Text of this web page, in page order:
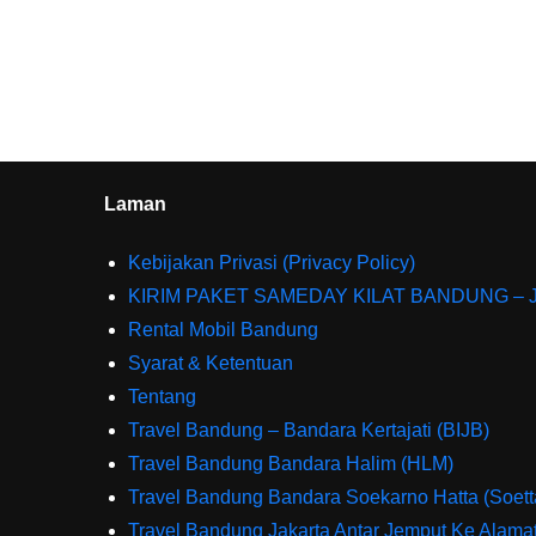
Laman
Kebijakan Privasi (Privacy Policy)
KIRIM PAKET SAMEDAY KILAT BANDUNG –
Rental Mobil Bandung
Syarat & Ketentuan
Tentang
Travel Bandung – Bandara Kertajati (BIJB)
Travel Bandung Bandara Halim (HLM)
Travel Bandung Bandara Soekarno Hatta
Travel Bandung Jakarta Antar Jemput Ke